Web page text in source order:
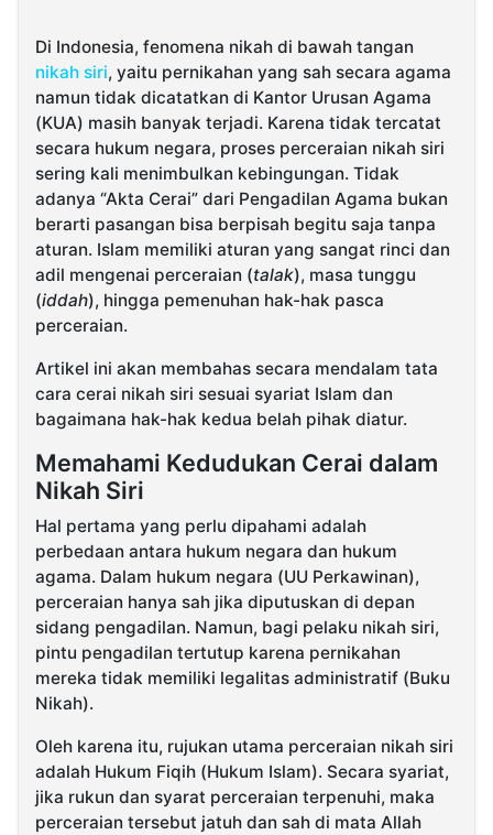
Di Indonesia, fenomena nikah di bawah tangan
nikah siri, yaitu pernikahan yang sah secara agama
namun tidak dicatatkan di Kantor Urusan Agama
(KUA) masih banyak terjadi. Karena tidak tercatat
secara hukum negara, proses perceraian nikah siri
sering kali menimbulkan kebingungan. Tidak
adanya “Akta Cerai” dari Pengadilan Agama bukan
berarti pasangan bisa berpisah begitu saja tanpa
aturan. Islam memiliki aturan yang sangat rinci dan
adil mengenai perceraian (talak), masa tunggu
(iddah), hingga pemenuhan hak-hak pasca
perceraian.
Artikel ini akan membahas secara mendalam tata
cara cerai nikah siri sesuai syariat Islam dan
bagaimana hak-hak kedua belah pihak diatur.
Memahami Kedudukan Cerai dalam
Nikah Siri
Hal pertama yang perlu dipahami adalah
perbedaan antara hukum negara dan hukum
agama. Dalam hukum negara (UU Perkawinan),
perceraian hanya sah jika diputuskan di depan
sidang pengadilan. Namun, bagi pelaku nikah siri,
pintu pengadilan tertutup karena pernikahan
mereka tidak memiliki legalitas administratif (Buku
Nikah).
Oleh karena itu, rujukan utama perceraian nikah siri
adalah Hukum Fiqih (Hukum Islam). Secara syariat,
jika rukun dan syarat perceraian terpenuhi, maka
perceraian tersebut jatuh dan sah di mata Allah